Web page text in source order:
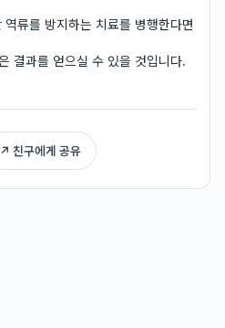
류를 방지하는 치료를 병행한다면
결과를 얻으실 수 있을 것입니다.
↗ 친구에게 공유